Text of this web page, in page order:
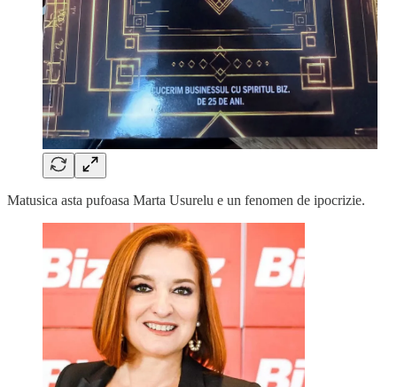
Matusica asta pufoasa Marta Usurelu e un fenomen de ipocrizie.